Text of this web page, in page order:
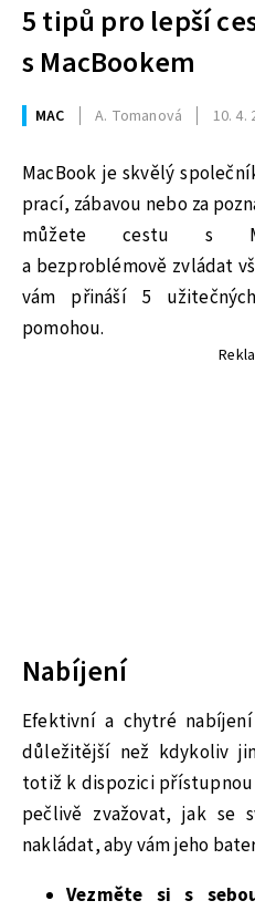
5 tipů pro lepší
s MacBookem
MAC A. Tomanová 10. 4.
MacBook je skvělý
prací, zábavou nebo za
můžete cestu s
a bezproblémově zvládat
vám přináší 5
pomohou.
Nabíjení
Efektivní a chytré
důležitější než kdykoliv
totiž k dispozici
pečlivě zvažovat, jak se
nakládat, aby vám jeho
Vezměte si s